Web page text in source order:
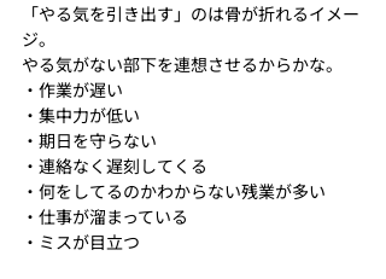
「やる気を引き出す」のは骨が折れるイメー
ジ。
やる気がない部下を連想させるからかな。
・作業が遅い
・集中力が低い
・期日を守らない
・連絡なく遅刻してくる
・何をしてるのかわからない残業が多い
・仕事が溜まっている
・ミスが目立つ